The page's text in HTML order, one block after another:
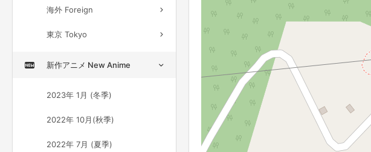
海外 Foreign
東京 Tokyo
新作アニメ New Anime
2023年 1月 (冬季)
2022年 10月(秋季)
2022年 7月 (夏季)